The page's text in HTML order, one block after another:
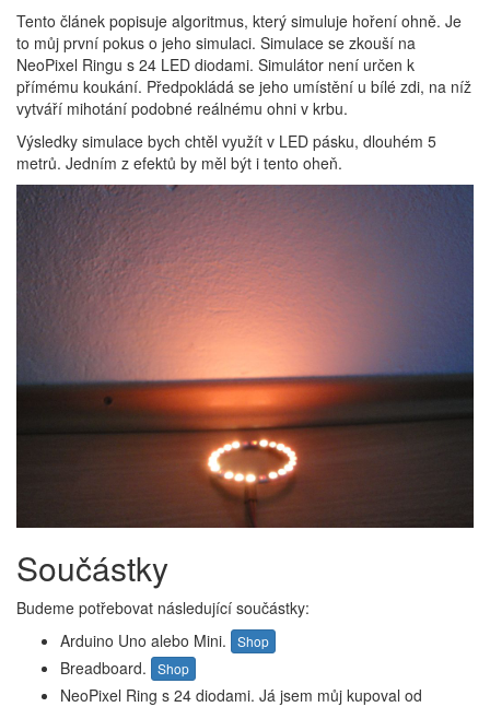
Tento článek popisuje algoritmus, který simuluje hoření ohně. Je
to můj první pokus o jeho simulaci. Simulace se zkouší na
NeoPixel Ringu s 24 LED diodami. Simulátor není určen k
přímému koukání. Předpokládá se jeho umístění u bílé zdi, na níž
vytváří mihotání podobné reálnému ohni v krbu.
Výsledky simulace bych chtěl využít v LED pásku, dlouhém 5
metrů. Jedním z efektů by měl být i tento oheň.
Součástky
Budeme potřebovat následující součástky:
Arduino Uno alebo Mini.
Shop
Breadboard. Shop
NeoPixel Ring s 24 diodami. Já jsem můj kupoval od​